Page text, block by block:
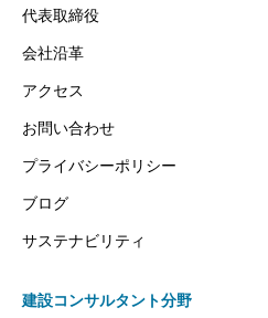
代表取締役
会社沿革
アクセス
お問い合わせ
プライバシーポリシー
ブログ
サステナビリティ
建設コンサルタント分野